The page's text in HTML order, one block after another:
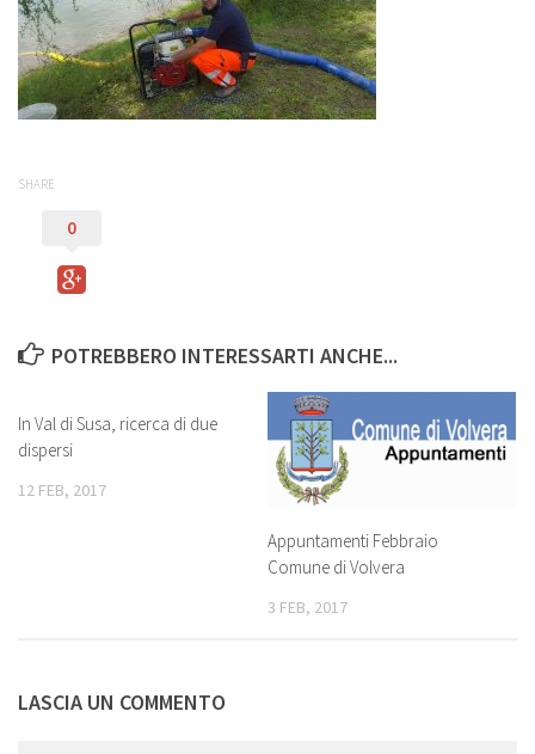
NEWS
EVENTI
GALLERY
SHARE
0
POTREBBERO INTERESSARTI ANCHE...
In Val di Susa, ricerca di due
dispersi
12 FEB, 2017
Appuntamenti Febbraio
Comune di Volvera
3 FEB, 2017
LASCIA UN COMMENTO